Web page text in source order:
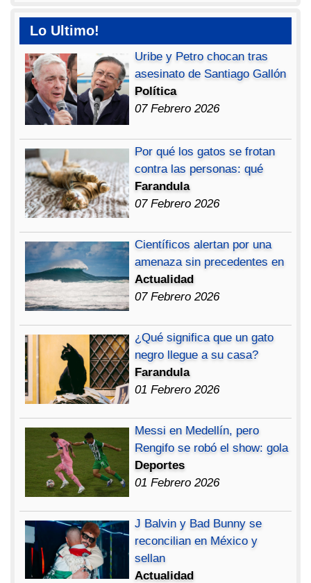
Lo Ultimo!
Uribe y Petro chocan tras
asesinato de Santiago Gallón
Política
07 Febrero 2026
Por qué los gatos se frotan
contra las personas: qué
Farandula
07 Febrero 2026
Científicos alertan por una
amenaza sin precedentes en
Actualidad
07 Febrero 2026
¿Qué significa que un gato
negro llegue a su casa?
Farandula
01 Febrero 2026
Messi en Medellín, pero
Rengifo se robó el show: gola
Deportes
01 Febrero 2026
J Balvin y Bad Bunny se
reconcilian en México y
sellan
Actualidad